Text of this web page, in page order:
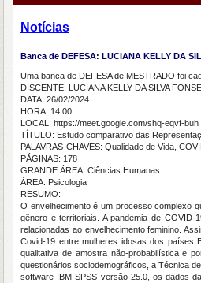
Notícias
Banca de DEFESA: LUCIANA KELLY DA
Uma banca de DEFESA de MESTRADO foi
DISCENTE: LUCIANA KELLY DA SILVA
DATA: 26/02/2024
HORA: 14:00
LOCAL: https://meet.google.com/shq-eqvf-buh
TÍTULO: Estudo comparativo das
PALAVRAS-CHAVES: Qualidade de Vida,
PÁGINAS: 178
GRANDE ÁREA: Ciências Humanas
ÁREA: Psicologia
RESUMO:
O envelhecimento é um processo complexo
gênero e territoriais. A pandemia de COVID-
relacionadas ao envelhecimento feminino.
Covid-19 entre mulheres idosas dos países
qualitativa de amostra não-probabilística e
questionários sociodemográficos, a Técnica
software IBM SPSS versão 25.0, os dados